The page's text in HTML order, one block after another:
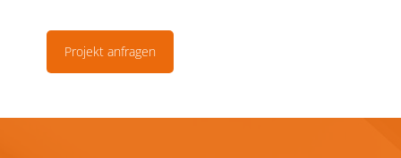
Projekt anfragen